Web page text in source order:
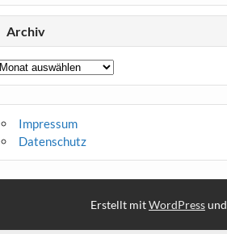
Archiv
Impressum
Datenschutz
Erstellt mitWordPressund